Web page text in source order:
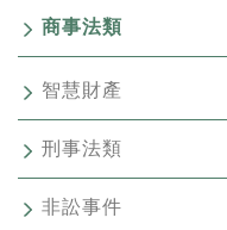
商事法類
智慧財產
刑事法類
非訟事件